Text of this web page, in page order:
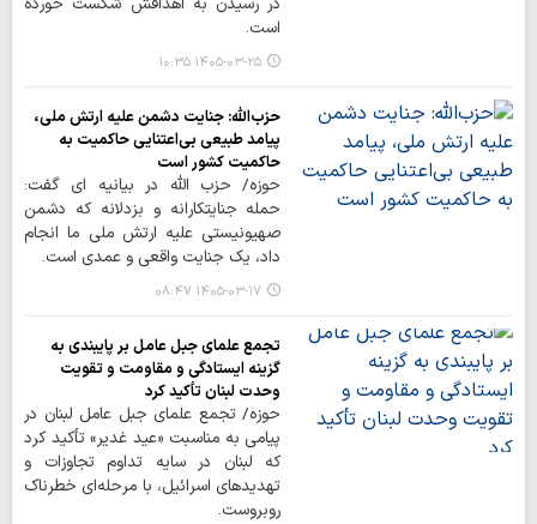
است.
۱۴۰۵-۰۳-۲۵ ۱۰:۳۵
حزب‌الله: جنایت دشمن علیه ارتش ملی،
پیامد طبیعی بی‌اعتنایی حاکمیت به
حاکمیت کشور است
حوزه/ حزب الله در بیانیه ای گفت:
حمله جنایتکارانه و بزدلانه که دشمن
صهیونیستی علیه ارتش ملی ما انجام
داد، یک جنایت واقعی و عمدی است.
۱۴۰۵-۰۳-۱۷ ۰۸:۴۷
تجمع علمای جبل عامل بر پایبندی به
گزینه ایستادگی و مقاومت و تقویت
وحدت لبنان تأکید کرد
حوزه/ تجمع علمای جبل عامل لبنان در
پیامی به مناسبت «عید غدیر» تأکید کرد
که لبنان در سایه تداوم تجاوزات و
تهدیدهای اسرائیل، با مرحله‌ای خطرناک
روبروست.